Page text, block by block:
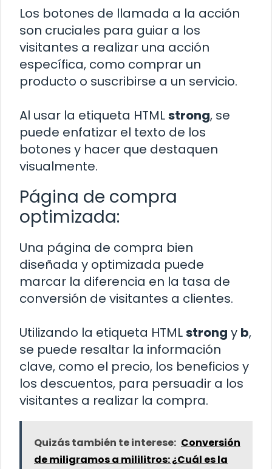
Los botones de llamada a la acción
son cruciales para guiar a los
visitantes a realizar una acción
específica, como comprar un
producto o suscribirse a un servicio.
Al usar la etiqueta HTMLstrong, se
puede enfatizar el texto de los
botones y hacer que destaquen
visualmente.
Página de compra
optimizada:
Una página de compra bien
diseñada y optimizada puede
marcar la diferencia en la tasa de
conversión de visitantes a clientes.
Utilizando la etiqueta HTMLstrong y b,
se puede resaltar la información
clave, como el precio, los beneficios y
los descuentos, para persuadir a los
visitantes a realizar la compra.
Quizás también te interese: Conversión
de miligramos a mililitros: ¿Cuál es la